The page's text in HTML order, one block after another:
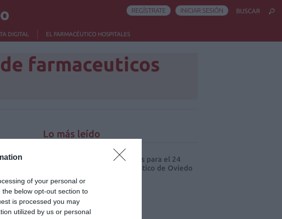
of your personal or
below opt-out section to
is processed you may
utilized by us or personal
DIGITAL EL FARMACÉUTICO HOSPITALES
REGÍSTRATE INICIAR SESIÓN BUSCAR
farmaceuticos
Lo más leído
Récord de comunicaciones para el 24
Congreso Nacional Farmacéutico de Oviedo